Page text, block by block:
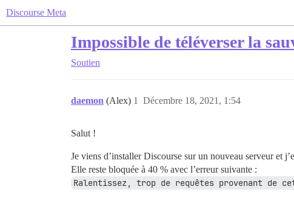
Discourse Meta
Impossible de téléverser la
Soutien
daemon (Alex) Décembre 18, 2021, 1:54
1
Salut !
Je viens d’installer Discourse sur un nouveau serveur et
Elle reste bloquée à 40 % avec l’erreur suivante :
Ralentissez, trop de requêtes provenant de